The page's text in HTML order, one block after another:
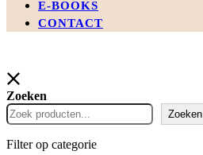
E-BOOKS
CONTACT
Zoeken
Zoeken
Filter op categorie